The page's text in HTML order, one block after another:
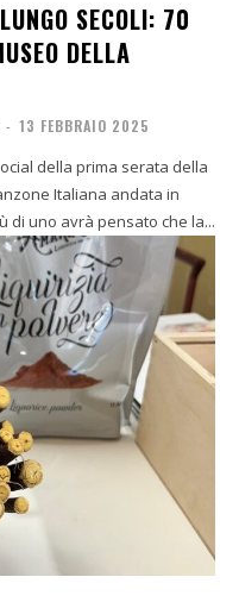
SECOLI: 70
DELLA
- 13 FEBBRAIO 2025
della prima serata della
Italiana andata in
di uno avrà pensato che la...